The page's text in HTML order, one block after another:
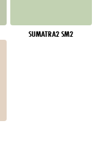
SUMATRA2 SM2